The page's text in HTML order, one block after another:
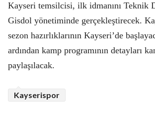
Kayseri temsilcisi, ilk idmanını Teknik
Gisdol yönetiminde gerçekleştirecek.
sezon hazırlıklarının Kayseri’de
ardından kamp programının detayları
paylaşılacak.
Kayserispor